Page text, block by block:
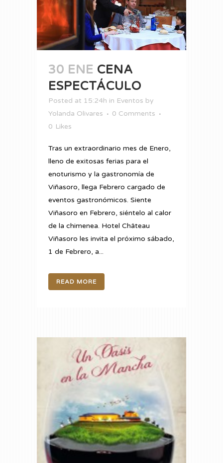
30 ENE CENA
ESPECTÁCULO
Posted at 15:24h in Eventos by
Yolanda Olivares
0 Comments
0 Likes
Tras un extraordinario mes de Enero,
lleno de exitosas ferias para el
enoturismo y la gastronomía de
Viñasoro, llega Febrero cargado de
eventos gastronómicos. Siente
Viñasoro en Febrero, siéntelo al calor
de la chimenea. Hotel Château
Viñasoro les invita el próximo sábado,
1 de Febrero, a...
READ MORE